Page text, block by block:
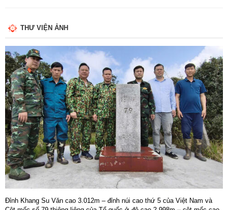
THƯ VIỆN ẢNH
Đỉnh Khang Su Văn cao 3.012m – đỉnh núi cao thứ 5 của Việt Nam và